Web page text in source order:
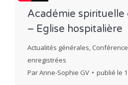
Académie spirituelle
– Eglise hospitalière
Actualités générales,
enregistrées
ParAnne-Sophie GV publié le